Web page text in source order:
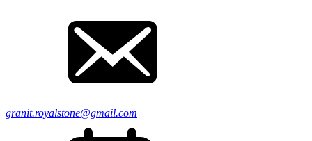
granit.royalstone@gmail.com